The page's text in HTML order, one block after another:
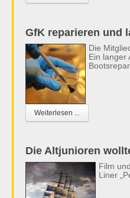
GfK reparieren und
Die
Ein langer
Weiterlesen ...
Die Altjunioren
Film
Liner